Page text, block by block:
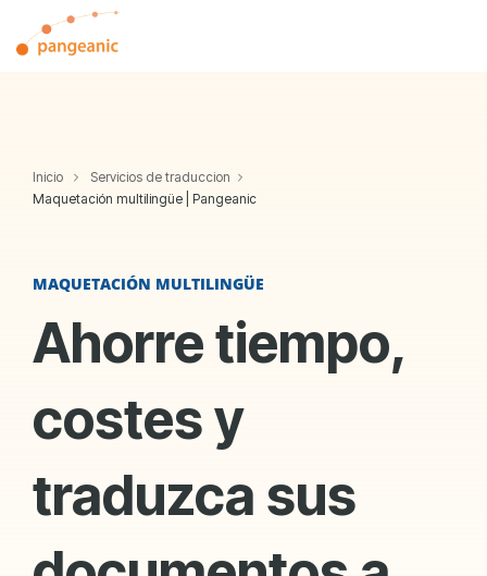
the
Inicio
Servicios de traduccion
Maquetación multilingüe | Pangeanic
MAQUETACIÓN MULTILINGÜE
Ahorre tiempo,
costes y
traduzca sus